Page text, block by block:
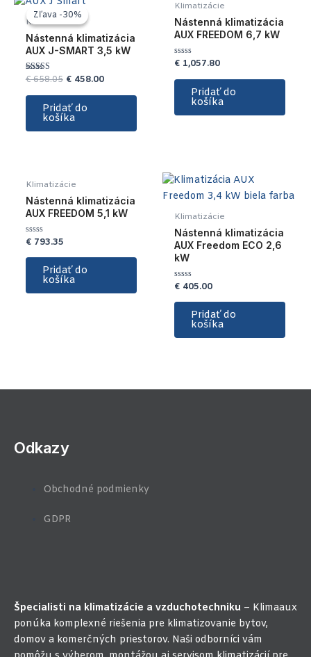
Zľava -30%
Zľava -30%
Klimatizácie
Nástenná klimatizácia
AUX J-SMART 3,5 kW
Hodnotenie
z 5
€658.05 €458.00
Pridať do
košíka
Klimatizácie
Nástenná klimatizácia
AUX FREEDOM 6,7 kW
Hodnotenie
z
€1,057.80
Pridať do
košíka
Klimatizácie
Nástenná klimatizácia
AUX FREEDOM 5,1 kW
Hodnotenie
z
€793.35
Pridať do
košíka
Klimatizácie
Nástenná klimatizácia
AUX Freedom ECO 2,6
kW
Hodnotenie
z
€405.00
Pridať do
košíka
Odkazy
Obchodné podmienky
GDPR
Špecialisti na klimatizácie a vzduchotechniku – Klimaaux
ponúka komplexné riešenia pre klimatizovanie bytov,
domov a komerčných priestorov. Naši odborníci vám